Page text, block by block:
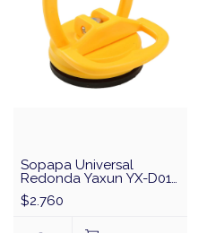
Sopapa Universal
Redonda Yaxun YX-D01
para Despegar Vidrios
Tactiles - Celulares y
$2.760